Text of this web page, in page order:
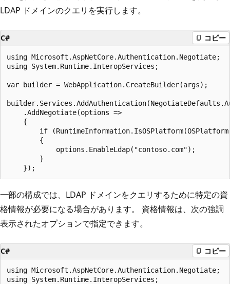
LDAP ドメインのクエリを実行します。
C# コピー
using Microsoft.AspNetCore.Authentication.Negotiate;
using System.Runtime.InteropServices;
var builder = WebApplication.CreateBuilder(args);
    .AddNegotiate(options =>
    {
if
        {
            options.EnableLdap("contoso.com");
        }
一部の構成では、LDAP ドメインをクエリするために特定の資
格情報が必要になる場合があります。 資格情報は、次の強調
表示されたオプションで指定できます。
C# コピー
using Microsoft.AspNetCore.Authentication.Negotiate;
using System.Runtime.InteropServices;